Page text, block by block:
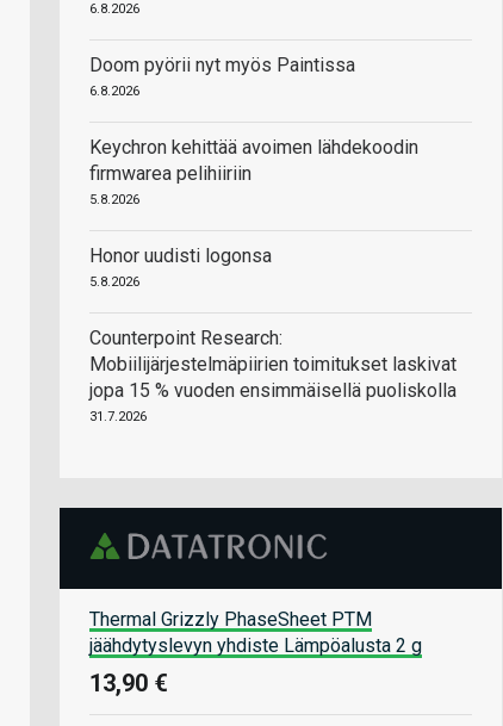
6.8.2026
Doom pyörii nyt myös Paintissa
6.8.2026
Keychron kehittää avoimen lähdekoodin
firmwarea pelihiiriin
5.8.2026
Honor uudisti logonsa
5.8.2026
Counterpoint Research:
Mobiilijärjestelmäpiirien toimitukset laskivat
jopa 15 % vuoden ensimmäisellä puoliskolla
31.7.2026
Thermal Grizzly PhaseSheet PTM
jäähdytyslevyn yhdiste Lämpöalusta 2 g
13,90 €